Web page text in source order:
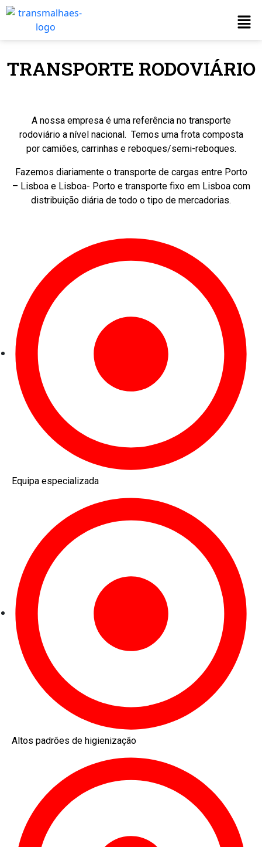
TRANSPORTE RODOVIÁRIO
A nossa empresa é uma referência no transporte
rodoviário a nível nacional. Temos uma frota composta
por camiões, carrinhas e reboques/semi-reboques.
Fazemos diariamente o transporte de cargas entre Porto
– Lisboa e Lisboa- Porto e transporte fixo em Lisboa com
distribuição diária de todo o tipo de mercadorias.
Equipa especializada
Altos padrões de higienização